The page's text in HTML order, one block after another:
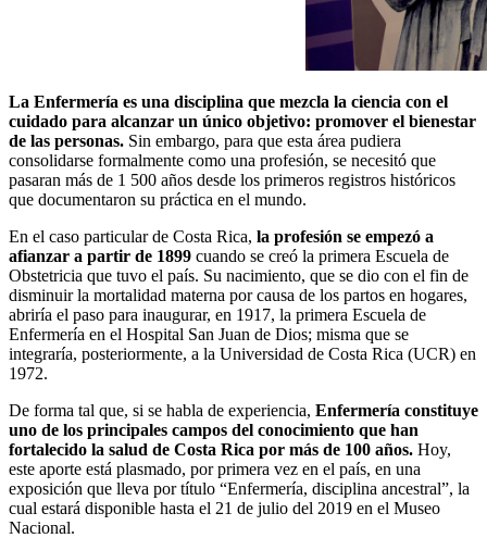
La Enfermería es una disciplina que mezcla la ciencia con el
cuidado para alcanzar un único objetivo: promover el bienestar
de las personas. Sin embargo, para que esta área pudiera
consolidarse formalmente como una profesión, se necesitó que
pasaran más de 1 500 años desde los primeros registros históricos
que documentaron su práctica en el mundo.
En el caso particular de Costa Rica, la profesión se empezó a
afianzar a partir de 1899 cuando se creó la primera Escuela de
Obstetricia que tuvo el país. Su nacimiento, que se dio con el fin de
disminuir la mortalidad materna por causa de los partos en hogares,
abriría el paso para inaugurar, en 1917, la primera Escuela de
Enfermería en el Hospital San Juan de Dios; misma que se
integraría, posteriormente, a la Universidad de Costa Rica (UCR) en
1972.
De forma tal que, si se habla de experiencia, Enfermería constituye
uno de los principales campos del conocimiento que han
fortalecido la salud de Costa Rica por más de 100 años. Hoy,
este aporte está plasmado, por primera vez en el país, en una
exposición que lleva por título “Enfermería, disciplina ancestral”, la
cual estará disponible hasta el 21 de julio del 2019 en el Museo
Nacional.